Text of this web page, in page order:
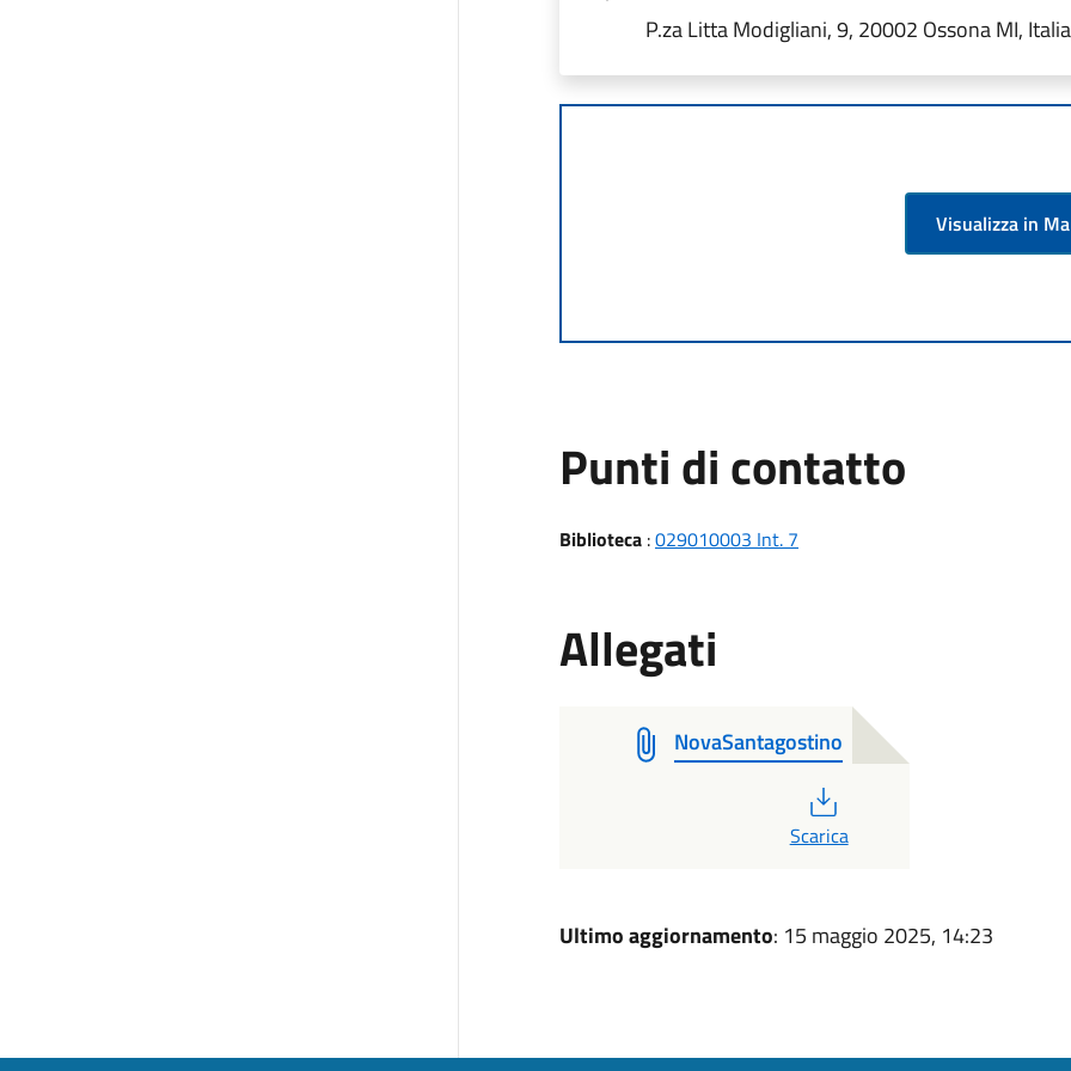
P.za Litta Modigliani, 9, 20002 Ossona MI, Italia
Visualizza in
Punti di contatto
Biblioteca:029010003 Int. 7
Allegati
NovaSantagostino
Scarica
Ultimo aggiornamento: 15 maggio 2025, 14:23